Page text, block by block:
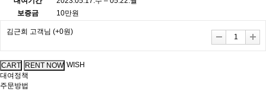
보증금
10만원
김근희 고객님 (+0원)
WISH
대여정책
주문방법